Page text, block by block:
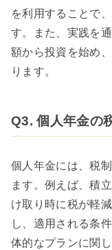
を利用することで
す。また、実践を
額から投資を始め
ります。
Q3. 個人年金の
個人年金には、税
ます。例えば、積
け取り時に税が軽
し、適用される条
体的なプランに関